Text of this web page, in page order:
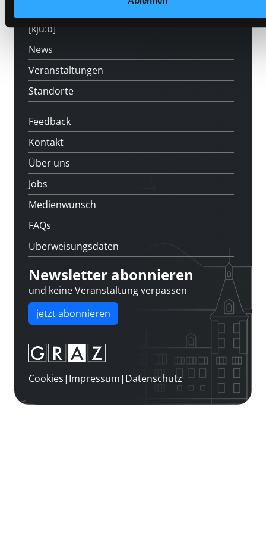
[kju:b]
News
Veranstaltungen
Standorte
Feedback
Kontakt
Über uns
Jobs
Medienwunsch
FAQs
Überweisungsdaten
Newsletter abonnieren
und keine Veranstaltung verpassen
jetzt abonnieren
Cookies| Impressum| Datenschutz